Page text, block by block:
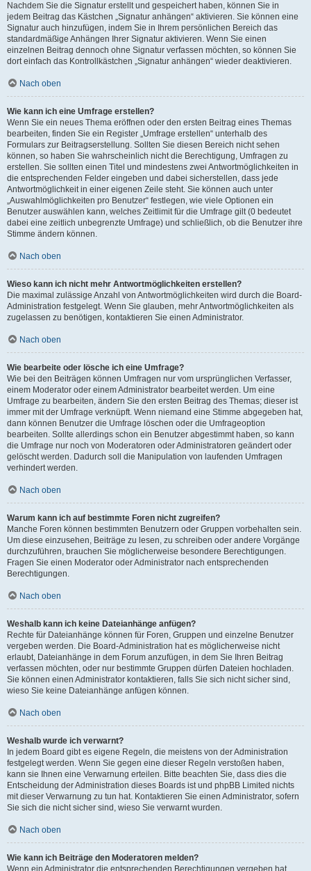
Nachdem Sie die Signatur erstellt und gespeichert haben, können Sie in
jedem Beitrag das Kästchen „Signatur anhängen“ aktivieren. Sie können eine
Signatur auch hinzufügen, indem Sie in Ihrem persönlichen Bereich das
standardmäßige Anhängen Ihrer Signatur aktivieren. Wenn Sie einen
einzelnen Beitrag dennoch ohne Signatur verfassen möchten, so können Sie
dort einfach das Kontrollkästchen „Signatur anhängen“ wieder deaktivieren.
Nach oben
Wie kann ich eine Umfrage erstellen?
Wenn Sie ein neues Thema eröffnen oder den ersten Beitrag eines Themas
bearbeiten, finden Sie ein Register „Umfrage erstellen“ unterhalb des
Formulars zur Beitragserstellung. Sollten Sie diesen Bereich nicht sehen
können, so haben Sie wahrscheinlich nicht die Berechtigung, Umfragen zu
erstellen. Sie sollten einen Titel und mindestens zwei Antwortmöglichkeiten in
die entsprechenden Felder eingeben und dabei sicherstellen, dass jede
Antwortmöglichkeit in einer eigenen Zeile steht. Sie können auch unter
„Auswahlmöglichkeiten pro Benutzer“ festlegen, wie viele Optionen ein
Benutzer auswählen kann, welches Zeitlimit für die Umfrage gilt (0 bedeutet
dabei eine zeitlich unbegrenzte Umfrage) und schließlich, ob die Benutzer ihre
Stimme ändern können.
Nach oben
Wieso kann ich nicht mehr Antwortmöglichkeiten erstellen?
Die maximal zulässige Anzahl von Antwortmöglichkeiten wird durch die Board-
Administration festgelegt. Wenn Sie glauben, mehr Antwortmöglichkeiten als
zugelassen zu benötigen, kontaktieren Sie einen Administrator.
Nach oben
Wie bearbeite oder lösche ich eine Umfrage?
Wie bei den Beiträgen können Umfragen nur vom ursprünglichen Verfasser,
einem Moderator oder einem Administrator bearbeitet werden. Um eine
Umfrage zu bearbeiten, ändern Sie den ersten Beitrag des Themas; dieser ist
immer mit der Umfrage verknüpft. Wenn niemand eine Stimme abgegeben hat,
dann können Benutzer die Umfrage löschen oder die Umfrageoption
bearbeiten. Sollte allerdings schon ein Benutzer abgestimmt haben, so kann
die Umfrage nur noch von Moderatoren oder Administratoren geändert oder
gelöscht werden. Dadurch soll die Manipulation von laufenden Umfragen
verhindert werden.
Nach oben
Warum kann ich auf bestimmte Foren nicht zugreifen?
Manche Foren können bestimmten Benutzern oder Gruppen vorbehalten sein.
Um diese einzusehen, Beiträge zu lesen, zu schreiben oder andere Vorgänge
durchzuführen, brauchen Sie möglicherweise besondere Berechtigungen.
Fragen Sie einen Moderator oder Administrator nach entsprechenden
Berechtigungen.
Nach oben
Weshalb kann ich keine Dateianhänge anfügen?
Rechte für Dateianhänge können für Foren, Gruppen und einzelne Benutzer
vergeben werden. Die Board-Administration hat es möglicherweise nicht
erlaubt, Dateianhänge in dem Forum anzufügen, in dem Sie Ihren Beitrag
verfassen möchten, oder nur bestimmte Gruppen dürfen Dateien hochladen.
Sie können einen Administrator kontaktieren, falls Sie sich nicht sicher sind,
wieso Sie keine Dateianhänge anfügen können.
Nach oben
Weshalb wurde ich verwarnt?
In jedem Board gibt es eigene Regeln, die meistens von der Administration
festgelegt werden. Wenn Sie gegen eine dieser Regeln verstoßen haben,
kann sie Ihnen eine Verwarnung erteilen. Bitte beachten Sie, dass dies die
Entscheidung der Administration dieses Boards ist und phpBB Limited nichts
mit dieser Verwarnung zu tun hat. Kontaktieren Sie einen Administrator, sofern
Sie sich die nicht sicher sind, wieso Sie verwarnt wurden.
Nach oben
Wie kann ich Beiträge den Moderatoren melden?
Wenn ein Administrator die entsprechenden Berechtigungen vergeben hat,